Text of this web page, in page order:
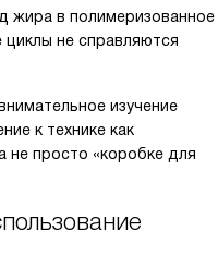
жира в полимеризованное
не справляются
изучение
к технике как
не просто «коробке для